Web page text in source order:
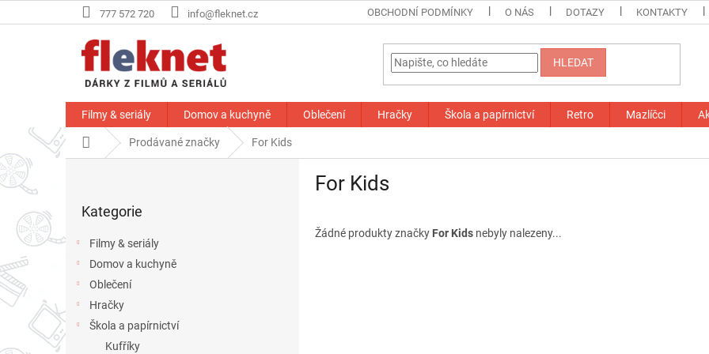
na
777 572 720 info@fleknet.cz OBCHODNÍ PODMÍNKY O NÁS DOTAZY KONTAKTY
HLEDAT
Filmy & seriály Domov a kuchyně Oblečení Hračky Škola a papírnictví Retro Mazlíčci
Domů Prodávané značky For Kids
r
p
a
kategorie
Kategorie
Filmy & seriály
Domov a kuchyně
Oblečení
Hračky
Škola a papírnictví
Kufříky
For Kids
Žádné produkty značky For Kids nebyly nalezeny...